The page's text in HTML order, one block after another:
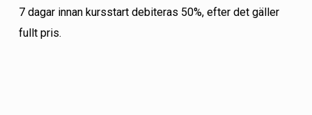
7 dagar innan kursstart debiteras 50%, efter det gäller
fullt pris.